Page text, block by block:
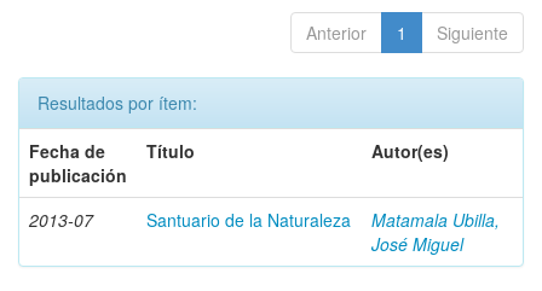
Anterior 1 Siguiente
Resultados por ítem:
Fecha de
publicación
Título Autor(es)
2013-07 Santuario de la Naturaleza
Matamala Ubilla,
José Miguel